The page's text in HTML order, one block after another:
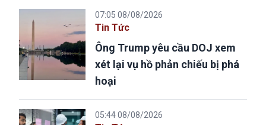
07:05 08/08/2026
Tin Tức
Ông Trump yêu cầu DOJ xem
xét lại vụ hồ phản chiếu bị phá
hoại
05:44 08/08/2026